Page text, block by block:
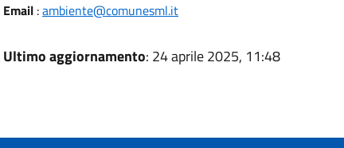
Email:ambiente@comunesml.it
Ultimo aggiornamento: 24 aprile 2025, 11:48